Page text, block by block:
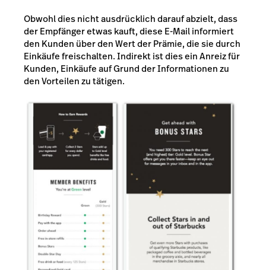
Obwohl dies nicht ausdrücklich darauf abzielt, dass
der Empfänger etwas kauft, diese E-Mail informiert
den Kunden über den Wert der Prämie, die sie durch
Einkäufe freischalten. Indirekt ist dies ein Anreiz für
Kunden, Einkäufe auf Grund der Informationen zu
den Vorteilen zu tätigen.